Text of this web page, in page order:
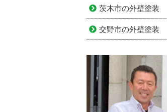
茨木市の外壁塗装
交野市の外壁塗装